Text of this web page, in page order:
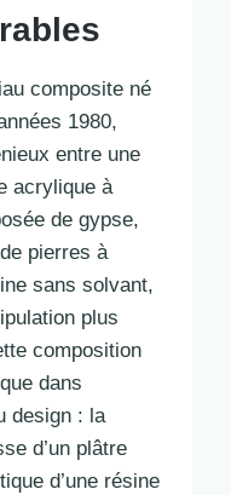
composite né
1980,
entre une
acrylique à
de gypse,
pierres à
sans solvant,
plus
composition
dans
design : la
d’un plâtre
d’une résine